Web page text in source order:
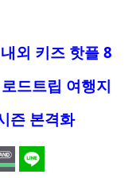
외 키즈 핫플 8
드트립 여행지
즌 본격화